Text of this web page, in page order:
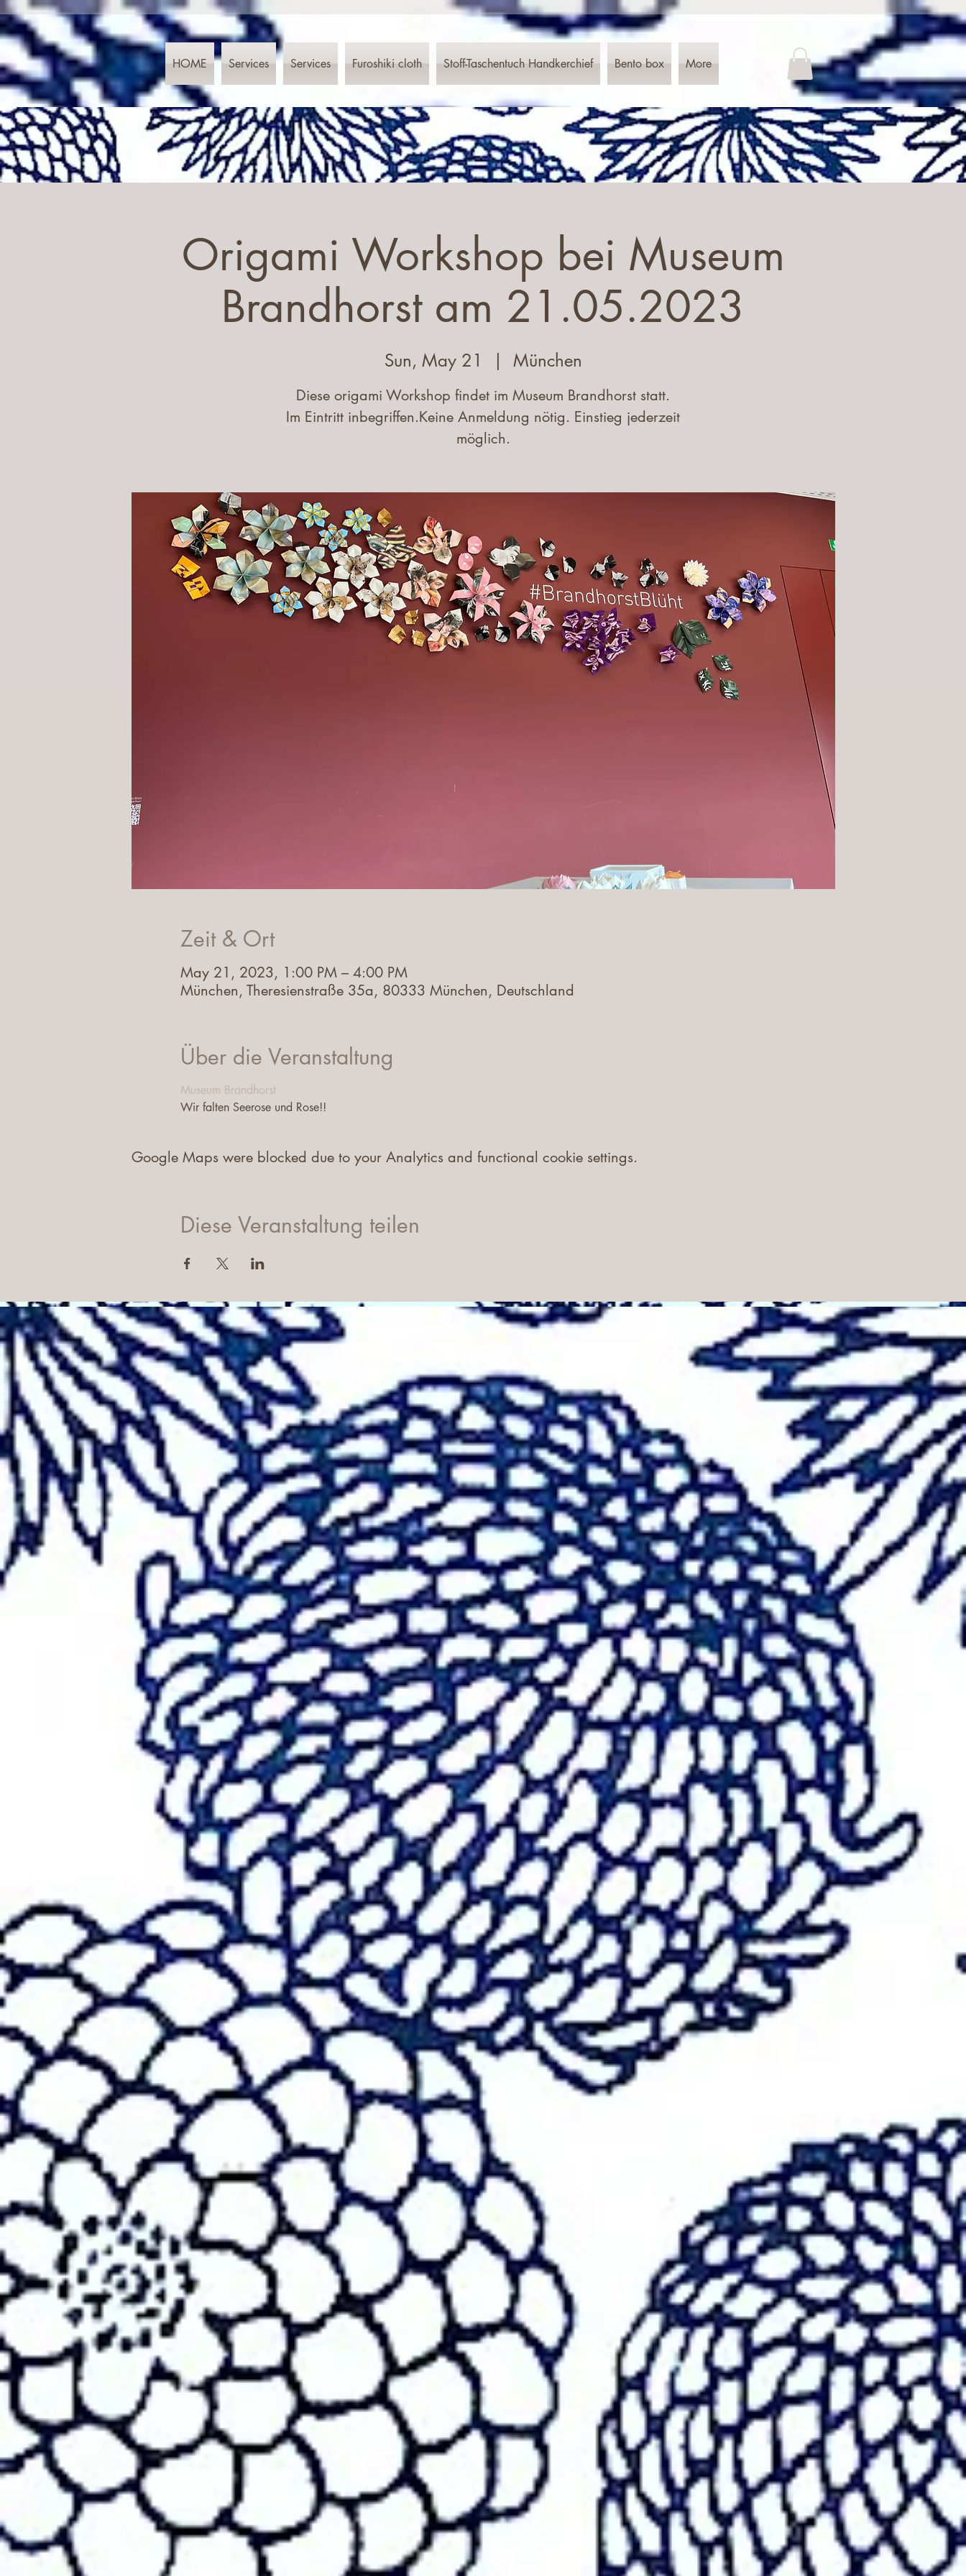
HOME Services Services Furoshiki cloth Stoff-Taschentuch Handkerchief Bento box More
Origami Workshop bei Museum
Brandhorst am 21.05.2023
Sun, May 21 München
Diese origami Workshop findet im Museum Brandhorst statt.
Im Eintritt inbegriffen.Keine Anmeldung nötig. Einstieg jederzeit
Zeit & Ort
May 21, 2023, 1:00 PM – 4:00 PM
München, Theresienstraße 35a, 80333 München, Deutschland
Über die Veranstaltung
Museum Brandhorst
Wir falten Seerose und Rose!!
Google Maps were blocked due to your Analytics and functional cookie settings.
Diese Veranstaltung teilen